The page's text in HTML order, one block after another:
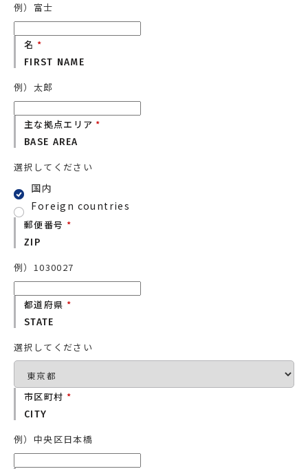
例）富士
名 *
FIRST NAME
例）太郎
主な拠点エリア*
BASE AREA
選択してください
国内
Foreign countries
郵便番号 *
ZIP
例）1030027
都道府県 *
STATE
選択してください
市区町村 *
CITY
例）中央区日本橋